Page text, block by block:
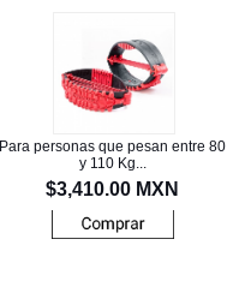
Para personas que pesan entre 80
y 110 Kg...
$3,410.00 MXN